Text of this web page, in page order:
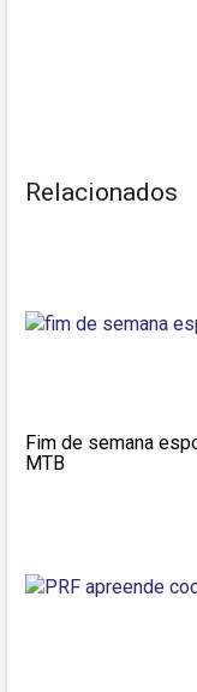
Relacionados
Fim de semana
MTB